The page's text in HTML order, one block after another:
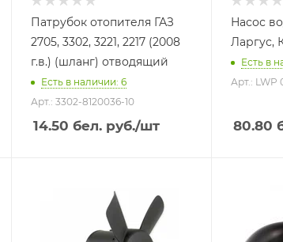
Патрубок отопителя ГАЗ
2705, 3302, 3221, 2217 (2008
г.в.) (шланг) отводящий
Есть в наличии: 6
Арт.: 3302-8120036-10
14.50 бел. руб./шт
Насос
Ларгус,
Есть в
Арт.: LWP
80.80